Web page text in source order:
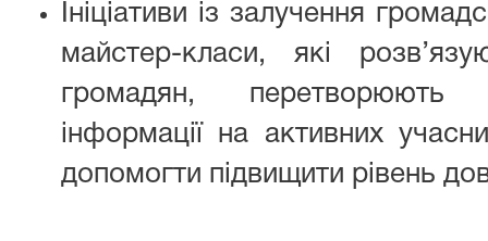
Ініціативи із залучення
майстер-класи, які
громадян, перетворюють
інформації на активних
допомогти підвищити рівень